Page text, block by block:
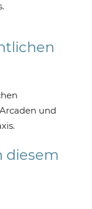
und
diesem